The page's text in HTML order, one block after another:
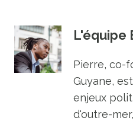
L'équipe
Pierre, co-
Guyane,
enjeux
d'outre-